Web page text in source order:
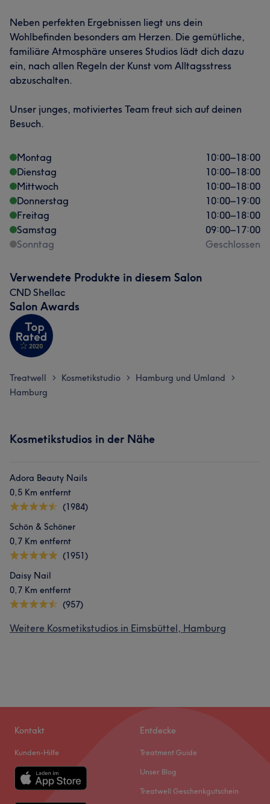
Neben perfekten Ergebnissen liegt uns dein
Wohlbefinden besonders am Herzen. Die gemütliche,
familiäre Atmosphäre unseres Studios lädt dich dazu
ein, nach allen Regeln der Kunst vom Alltagsstress
abzuschalten.
Unser junges, motiviertes Team freut sich auf deinen
Besuch.
Montag 10:00–18:00
Dienstag
10:00–18:00
Mittwoch
10:00–18:00
Donnerstag
10:00–19:00
Freitag
10:00–18:00
Samstag
09:00–17:00
Sonntag
Geschlossen
Verwendete Produkte in diesem Salon
CND Shellac
Salon Awards
Treatwell > Kosmetikstudio > Hamburg und Umland >
Hamburg
Kosmetikstudios in der Nähe
Adora Beauty Nails
0,5 Km entfernt
(1984)
Schön & Schöner
0,7 Km entfernt
(1951)
Daisy Nail
0,7 Km entfernt
(957)
Weitere Kosmetikstudios in Eimsbüttel, Hamburg
Kontakt
Kunden-Hilfe
Entdecke
Treatment Guide
Unser Blog
Treatwell Geschenkgutschein